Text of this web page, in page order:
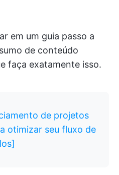
em um guia passo a
de conteúdo
faça exatamente isso.
de projetos
otimizar seu fluxo de